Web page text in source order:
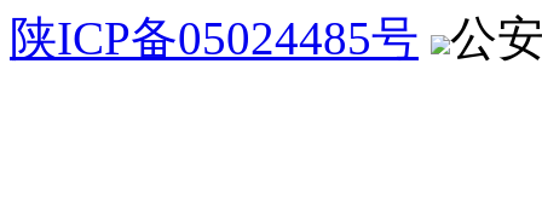
陕ICP备05024485号
公